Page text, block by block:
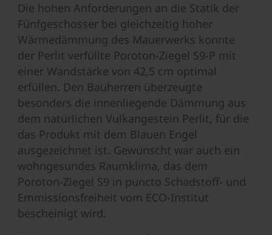
Die hohen Anforderungen an die Statik der
Fünfgeschosser bei gleichzeitig hoher
Wärmedämmung des Mauerwerks konnte
der Perlit verfüllte Poroton-Ziegel S9-P mit
einer Wandstärke von 42,5 cm optimal
erfüllen. Den Bauherren überzeugte
besonders die innenliegende Dämmung aus
dem natürlichen Vulkangestein Perlit, für die
das Produkt mit dem Blauen Engel
ausgezeichnet ist. Gewünscht war auch ein
wohngesundes Raumklima, das dem
Poroton-Ziegel S9 in puncto Schadstoff- und
Emmissionsfreiheit vom ECO-Institut
bescheinigt wird.